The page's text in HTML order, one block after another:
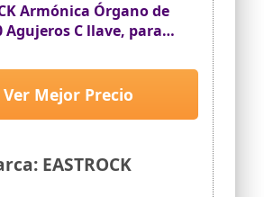
Armónica Órgano de
Agujeros C llave, para
EASTROCK
Ver Mejor Precio